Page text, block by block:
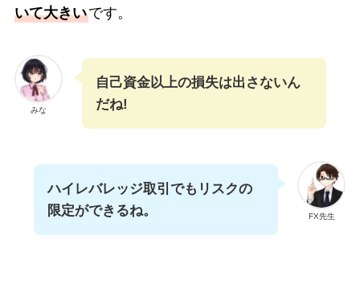
いて大きいです。
みな
自己資金以上の損失は出さないん
だね!
FX先生
ハイレバレッジ取引でもリスクの
限定ができるね。